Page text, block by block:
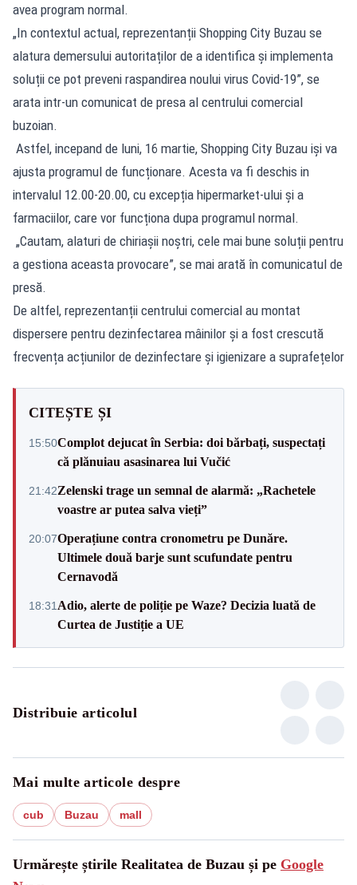
avea program normal.
„In contextul actual, reprezentanții Shopping City Buzau se
alatura demersului autoritaților de a identifica și implementa
soluții ce pot preveni raspandirea noului virus Covid-19”, se
arata intr-un comunicat de presa al centrului comercial
buzoian.
Astfel, incepand de luni, 16 martie, Shopping City Buzau iși va
ajusta programul de funcționare. Acesta va fi deschis in
intervalul 12.00-20.00, cu excepția hipermarket-ului și a
farmaciilor, care vor funcționa dupa programul normal.
„Cautam, alaturi de chiriașii noștri, cele mai bune soluții pentru
a gestiona aceasta provocare”, se mai arată în comunicatul de
presă.
De altfel, reprezentanții centrului comercial au montat
dispersere pentru dezinfectarea mâinilor și a fost crescută
frecvența acțiunilor de dezinfectare și igienizare a suprafețelor
CITEȘTE ȘI
15:50Complot dejucat în Serbia: doi bărbați, suspectați
că plănuiau asasinarea lui Vučić
21:42Zelenski trage un semnal de alarmă: „Rachetele
voastre ar putea salva vieți”
20:07Operațiune contra cronometru pe Dunăre.
Ultimele două barje sunt scufundate pentru
Cernavodă
18:31 Adio, alerte de poliție pe Waze? Decizia luată de
Curtea de Justiție a UE
Distribuie articolul
Mai multe articole despre
cub Buzau mall
Urmărește știrile Realitatea de Buzau și pe Google